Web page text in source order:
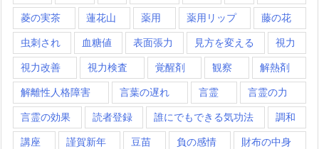
菱の実茶 蓮花山 薬用 薬用リップ 藤の花
虫刺され 血糖値 表面張力 見方を変える 視力
視力改善 視力検査 覚醒剤 観察 解熱剤
解離性人格障害 言葉の遅れ 言霊 言霊の力
言霊の効果 読者登録 誰にでもできる気功法 調和
講座 謹賀新年 豆苗 負の感情 財布の中身